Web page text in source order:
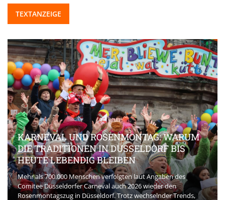
TEXTANZEIGE
KARNEVAL UND ROSENMONTAG: WARUM
DIE TRADITIONEN IN DÜSSELDORF BIS
HEUTE LEBENDIG BLEIBEN
Mehr als 700.000 Menschen verfolgten laut Angaben des
Comitee Düsseldorfer Carneval auch 2026 wieder den
Rosenmontagszug in Düsseldorf. Trotz wechselnder Trends,